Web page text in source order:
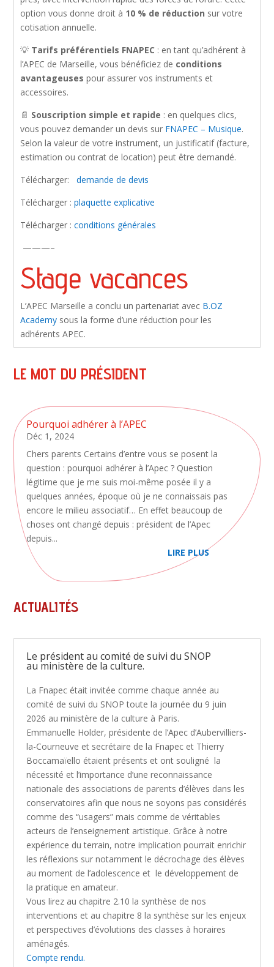
option vous donne droit à 10 % de réduction sur votre
cotisation annuelle.
💡 Tarifs préférentiels FNAPEC : en tant qu’adhérent à
l’APEC de Marseille, vous bénéficiez de conditions
avantageuses pour assurer vos instruments et
accessoires.
📄 Souscription simple et rapide : en quelques clics,
vous pouvez demander un devis sur FNAPEC – Musique.
Selon la valeur de votre instrument, un justificatif (facture,
estimation ou contrat de location) peut être demandé.
Télécharger:demande de devis
Télécharger :plaquette explicative
Télécharger :conditions générales
———–
Stage vacances
L’APEC Marseille a conclu un partenariat avec B.OZ
Academy sous la forme d’une réduction pour les
adhérents APEC.
LE MOT DU PRÉSIDENT
Pourquoi adhérer à l’APEC
Déc 1, 2024
Chers parents Certains d’entre vous se posent la
question : pourquoi adhérer à l’Apec ? Question
légitime que je me suis moi-même posée il y a
quelques années, époque où je ne connaissais pas
encore le milieu associatif… En effet beaucoup de
choses ont changé depuis : président de l’Apec
depuis...
LIRE PLUS
ACTUALITÉS
Le président au comité de suivi du SNOP
au ministère de la culture.
La Fnapec était invitée comme chaque année au
comité de suivi du SNOP toute la journée du 9 juin
2026 au ministère de la culture à Paris.
Emmanuelle Holder, présidente de l’Apec d’Aubervilliers-
la-Courneuve et secrétaire de la Fnapec et Thierry
Boccamaïello étaient présents et ont souligné la
nécessité et l’importance d’une reconnaissance
nationale des associations de parents d’élèves dans les
conservatoires afin que nous ne soyons pas considérés
comme des “usagers” mais comme de véritables
acteurs de l’enseignement artistique. Grâce à notre
expérience du terrain, notre implication pourrait enrichir
les réflexions sur notamment le décrochage des élèves
au moment de l’adolescence et le développement de
la pratique en amateur.
Vous lirez au chapitre 2.10 la synthèse de nos
interventions et au chapitre 8 la synthèse sur les enjeux
et perspectives d’évolutions des classes à horaires
aménagés.
Compte rendu.